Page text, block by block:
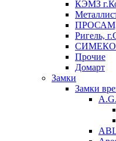
КЭМЗ
ПРОСАМ,
Ригель,
СИМЕКО
Прочие
Домарт
Замки
Замки